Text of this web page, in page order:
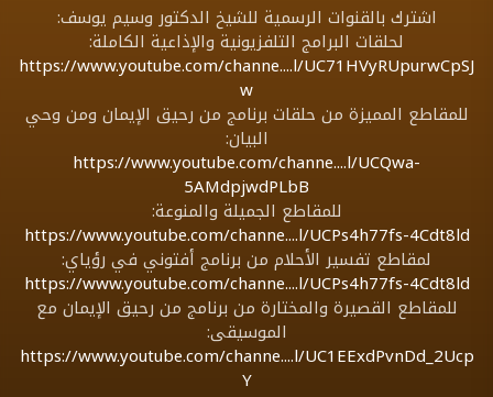
اشترك بالقنوات الرسمية للشيخ الدكتور وسيم يوسف:
لحلقات البرامج التلفزيونية والإذاعية الكاملة:
https://www.youtube.com/channe....l/UC71HVyRUpurwCpSJ
w
للمقاطع المميزة من حلقات برنامج من رحيق الإيمان ومن وحي
البيان:
https://www.youtube.com/channe....l/UCQwa-
5AMdpjwdPLbB
للمقاطع الجميلة والمنوعة:
https://www.youtube.com/channe....l/UCPs4h77fs-4Cdt8ld
لمقاطع تفسير الأحلام من برنامج أفتوني في رؤياي:
https://www.youtube.com/channe....l/UCPs4h77fs-4Cdt8ld
للمقاطع القصيرة والمختارة من برنامج من رحيق الإيمان مع
الموسيقى:
https://www.youtube.com/channe....l/UC1EExdPvnDd_2Ucp
Y